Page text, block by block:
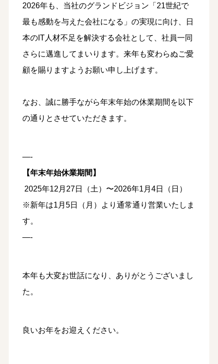
2026年も、当社のグランドビジョン「21世紀で
最も感動を与えた会社になる」の実現に向け、日
本のIT人材不足を解決する会社として、社員一同
さらに邁進してまいります。来年も変わらぬご愛
顧を賜りますようお願い申し上げます。
なお、誠に勝手ながら年末年始の休業期間を以下
の通りとさせていただきます。
—-
【年末年始休業期間】
2025年12月27日（土）〜2026年1月4日（日）
※新年は1月5日（月）より通常通り営業いたしま
す。
—-
本年も大変お世話になり、ありがとうございまし
た。
良いお年をお迎えください。